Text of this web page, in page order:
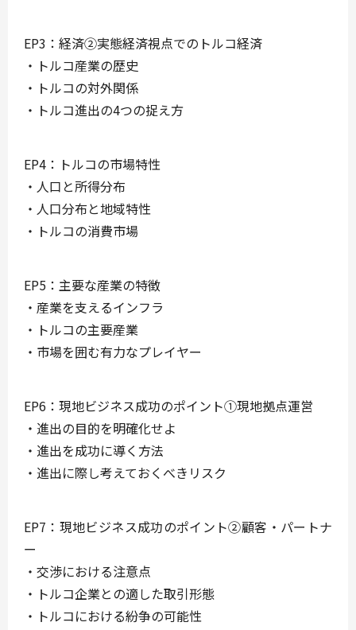
EP3：経済②実態経済視点でのトルコ経済
・トルコ産業の歴史
・トルコの対外関係
・トルコ進出の4つの捉え方
EP4：トルコの市場特性
・人口と所得分布
・人口分布と地域特性
・トルコの消費市場
EP5：主要な産業の特徴
・産業を支えるインフラ
・トルコの主要産業
・市場を囲む有力なプレイヤー
EP6：現地ビジネス成功のポイント①現地拠点運営
・進出の目的を明確化せよ
・進出を成功に導く方法
・進出に際し考えておくべきリスク
EP7：現地ビジネス成功のポイント②顧客・パートナ
ー
・交渉における注意点
・トルコ企業との適した取引形態
・トルコにおける紛争の可能性